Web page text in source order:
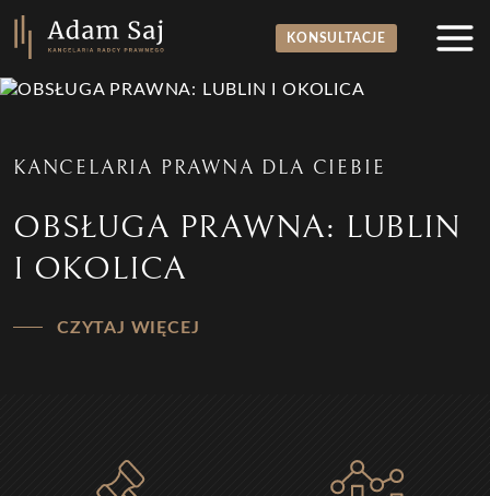
Idź do treci
KONSULTACJE
KANCELARIA PRAWNA DLA CIEBIE
OBSŁUGA PRAWNA: LUBLIN
I OKOLICA
CZYTAJ WIĘCEJ